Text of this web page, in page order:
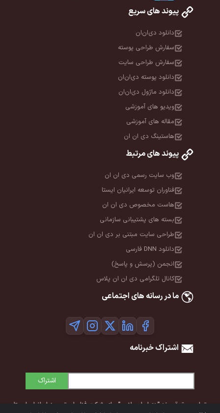
پیوند های سریع
دانلود دی‌ان‌ان
سفارش طراحی پوسته
سفارش طراحی سایت
دانلود پوسته دی‌ان‌ان
دانلود ماژول دی‌ان‌ان
ویدیو های آموزشی
مقاله های آموزشی
هاستینگ دی ان ان
پیوند های مرتبط
وب سایت رسمی دی ان ان
فناوران توسعه ایرانیان ایستا
هاست مخصوص دی ان ان
بسته های پشتیبانی سازمانی
طراحی سایت مبتنی بر دی ان ان
دانلود DNN فارسی
انجمن (پرسش و پاسخ)
کانال تلگرامی دی ان ان پلاس
ما در رسانه های اجتماعی
اشتراک خبرنامه
اشتراک
تمامی حقوق برند "دی‌ان‌ان پلاس" برای شرکت فناوران توسعه ایرانیان ایستا